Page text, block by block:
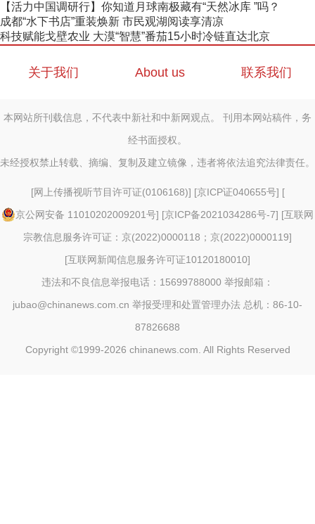
【活力中国调研行】你知道月球南极藏有“天然冰库 ”吗？
成都“水下书店”重装焕新 市民观湖阅读享清凉
科技赋能戈壁农业 大漠“智慧”番茄15小时冷链直达北京
关于我们 About us 联系我们
本网站所刊载信息，不代表中新社和中新网观点。 刊用本网站稿件，务
经书面授权。
未经授权禁止转载、摘编、复制及建立镜像，违者将依法追究法律责任。
[网上传播视听节目许可证(0106168)] [京ICP证040655号] [
京公网安备 11010202009201号] [京ICP备2021034286号-7] [互联网
宗教信息服务许可证：京(2022)0000118；京(2022)0000119]
[互联网新闻信息服务许可证10120180010]
违法和不良信息举报电话：15699788000 举报邮箱：
jubao@chinanews.com.cn 举报受理和处置管理办法 总机：86-10-
87826688
Copyright ©1999-2026 chinanews.com. All Rights Reserved